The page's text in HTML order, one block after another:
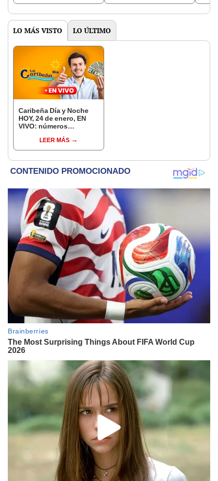
LO MÁS VISTO LO ÚLTIMO
Caribeña Día y Noche
HOY, 24 de enero, EN
VIVO: números
el sorteo colombiano
LEER MÁS